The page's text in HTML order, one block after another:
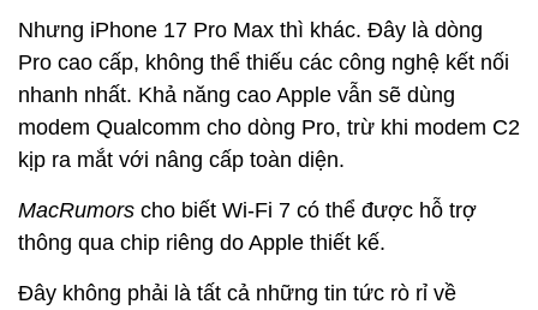
Nhưng iPhone 17 Pro Max thì khác. Đây là dòng
Pro cao cấp, không thể thiếu các công nghệ kết nối
nhanh nhất. Khả năng cao Apple vẫn sẽ dùng
modem Qualcomm cho dòng Pro, trừ khi modem C2
kịp ra mắt với nâng cấp toàn diện.
MacRumors cho biết Wi-Fi 7 có thể được hỗ trợ
thông qua chip riêng do Apple thiết kế.
Đây không phải là tất cả những tin tức rò rỉ về